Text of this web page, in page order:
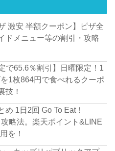
激安 半額クーポン】ピザ全
ドメニュー等の割引・攻略
で65.6％割引】日曜限定！1
1枚864円で食べれるクーポ
技！
め 1日2回 Go To Eat！
略法。楽天ポイント&LINE
を！